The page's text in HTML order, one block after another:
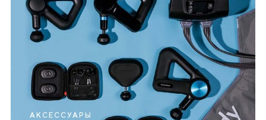
АКСЕССУАРЫ